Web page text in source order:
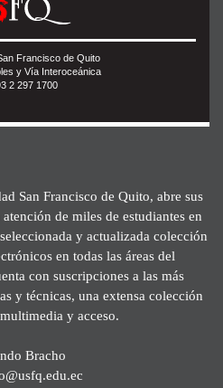
Francisco de Quito
y Vía Interoceánica
2 297 1700
San Francisco de Quito, abre sus
de miles de estudiantes en
y actualizada colección
en todas las áreas del
con suscripciones a las más
y técnicas, una extensa colección
y acceso.
Bracho